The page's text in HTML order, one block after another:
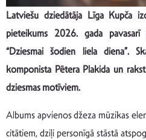
Latviešu dziedātāja Līga Kupča
pieteikums 2026. gada pavasarī
“Dziesmai šodien liela diena”.
komponista Pētera Plakida un
dziesmas motīviem.
Albums apvienos džeza mūzikas
citātiem, dziļi personīgā stāstā